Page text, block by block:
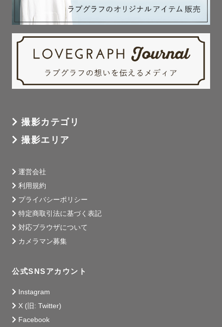
撮影カテゴリ
撮影エリア
運営会社
利用規約
プライバシーポリシー
特定商取引法に基づく表記
対応ブラウザについて
カメラマン募集
公式SNSアカウント
Instagram
X (旧: Twitter)
Facebook